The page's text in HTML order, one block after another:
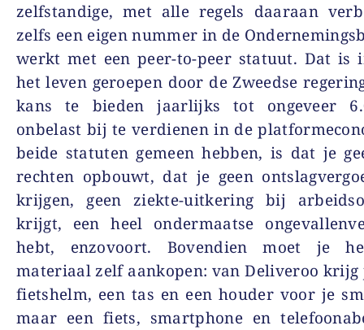
zelfstandige, met alle regels daaraan
zelfs een eigen nummer in de
werkt met een peer-to-peer statuut. Dat is
het leven geroepen door de Zweedse
kans te bieden jaarlijks tot ongeveer
onbelast bij te verdienen in de
beide statuten gemeen hebben, is dat je
rechten opbouwt, dat je geen
krijgen, geen ziekte-uitkering bij
krijgt, een heel ondermaatse
hebt, enzovoort. Bovendien moet je
materiaal zelf aankopen: van Deliveroo krijg
fietshelm, een tas en een houder voor je
maar een fiets, smartphone en